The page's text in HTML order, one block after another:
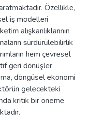
Özellikle,
iş modelleri
alışkanlıklarının
sürdürülebilirlik
hem çevresel
geri dönüşler
döngüsel ekonomi
gelecekteki
kritik bir öneme